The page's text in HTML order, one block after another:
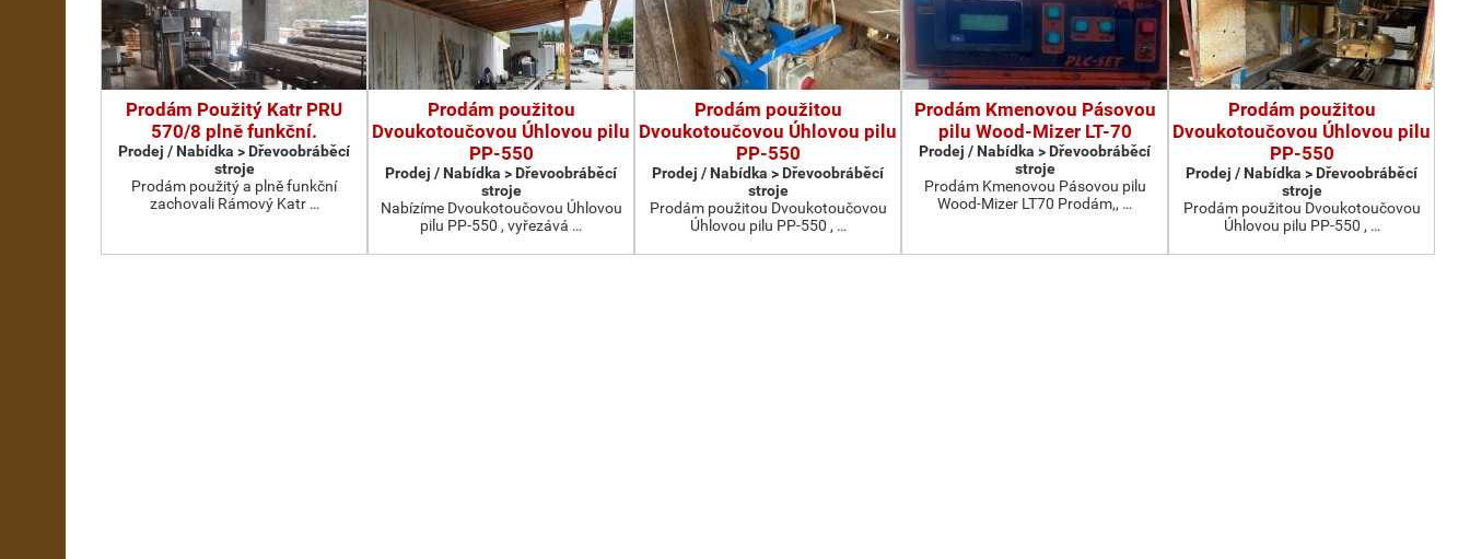
Prodám Použitý Katr PRU
570/8 plně funkční.
Prodej / Nabídka > Dřevoobráběcí
stroje
Prodám použitý a plně funkční
zachovali Rámový Katr …
Prodám použitou
Dvoukotoučovou Úhlovou pilu
PP-550
Prodej / Nabídka > Dřevoobráběcí
stroje
Nabízíme Dvoukotoučovou Úhlovou
pilu PP-550 , vyřezává …
Prodám použitou
Dvoukotoučovou Úhlovou pilu
PP-550
Prodej / Nabídka > Dřevoobráběcí
stroje
Prodám použitou Dvoukotoučovou
Úhlovou pilu PP-550 , …
Prodám Kmenovou Pásovou
pilu Wood-Mizer LT-70
Prodej / Nabídka > Dřevoobráběcí
stroje
Prodám Kmenovou Pásovou pilu
Wood-Mizer LT70 Prodám,, …
Prodám použitou
Dvoukotoučovou Úhlovou pilu
PP-550
Prodej / Nabídka > Dřevoobráběcí
stroje
Prodám použitou Dvoukotoučovou
Úhlovou pilu PP-550 , …